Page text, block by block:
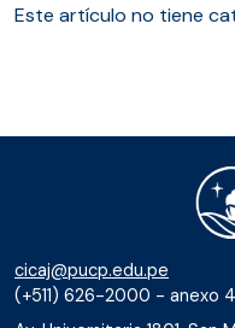
Este artículo no tiene
cicaj@pucp.edu.pe
(+511) 626-2000 - anexo